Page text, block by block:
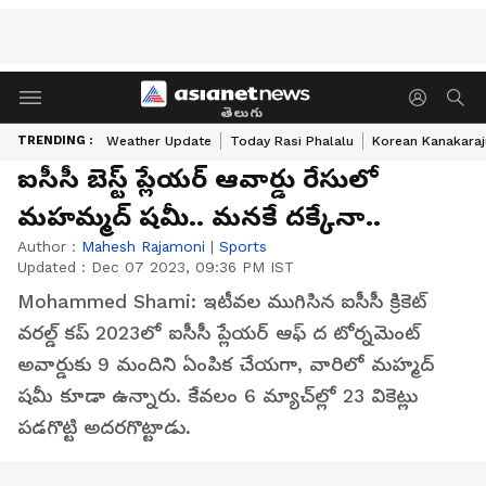
తెలుగు
TRENDING : Weather Update Today Rasi Phalalu Korean
ఐసీసీ బెస్ట్ ప్లేయ‌ర్ ఆవార్డు రేసులో
మహమ్మద్ షమీ.. మనకే దక్కేనా..
Author : Mahesh Rajamoni | Sports
Updated : Dec 07 2023, 09:36 PM IST
Mohammed Shami: ఇటీవ‌ల ముగిసిన ఐసీసీ క్రికెట్
వ‌ర‌ల్డ్ క‌ప్ 2023లో ఐసీసీ ప్లేయర్ ఆఫ్ ద టోర్నమెంట్
అవార్డుకు 9 మందిని ఏంపిక చేయ‌గా, వారిలో మ‌హ్మ‌ద్
ష‌మీ కూడా ఉన్నారు. కేవలం 6 మ్యాచ్‌ల్లో 23 వికెట్లు
పడగొట్టి అద‌ర‌గొట్టాడు.